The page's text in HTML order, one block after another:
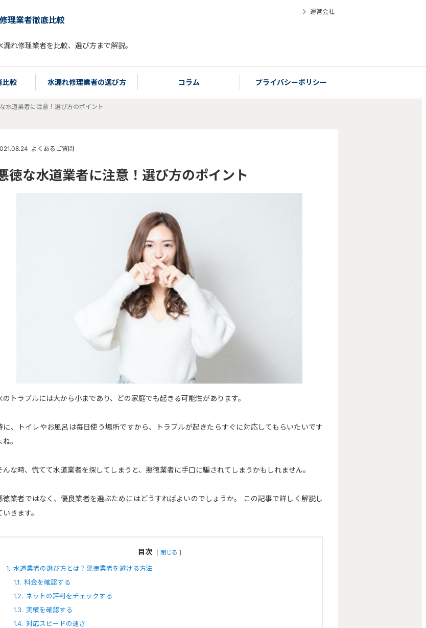
理業者徹底比較
漏れ修理業者を比較、選び方まで解説。
運営会社
比較 水漏れ修理業者の選び方 コラム プライバシーポリシー
水道業者に注意！選び方のポイント
よくあるご質問
徳な水道業者に注意！選び方のポイント
のトラブルには大から小まであり、どの家庭でも起きる可能性があります。
に、トイレやお風呂は毎日使う場所ですから、トラブルが起きたらすぐに対応してもらいたいです
ね。
んな時、慌てて水道業者を探してしまうと、悪徳業者に手口に騙されてしまうかもしれません。
徳業者ではなく、優良業者を選ぶためにはどうすればよいのでしょうか。 この記事で詳しく解説し
いきます。
目次 閉じる
1. 水道業者の選び方とは？悪徳業者を避ける方法
1.1. 料金を確認する
1.2. ネットの評判をチェックする
1.3. 実績を確認する
1.4. 対応スピードの速さ